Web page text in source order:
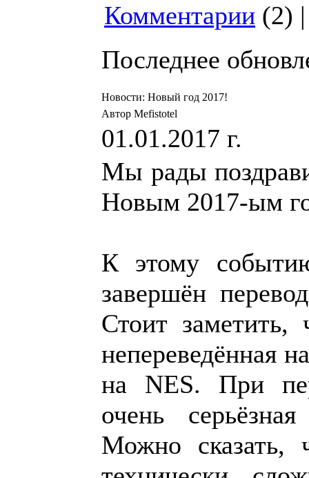
Комментарии (2)
Последнее
Новости: Новый год 2017!
Автор Mefistotel
01.01.2017 г.
Мы рады
Новым 2017-ым
К этому
завершён
Стоит заметить,
непереведённая
на NES. При
очень
Можно сказать,